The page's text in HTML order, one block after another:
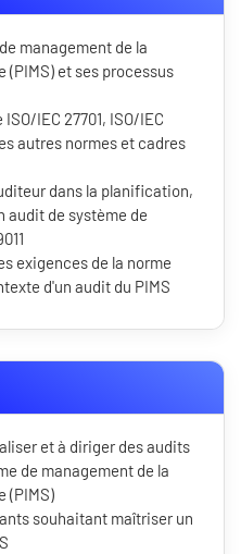
management de la
(PIMS) et ses processus
IEC 27701, ISO/IEC
autres normes et cadres
dans la planification,
audit de système de
exigences de la norme
d'un audit du PIMS
et à diriger des audits
de management de la
(PIMS)
souhaitant maîtriser un